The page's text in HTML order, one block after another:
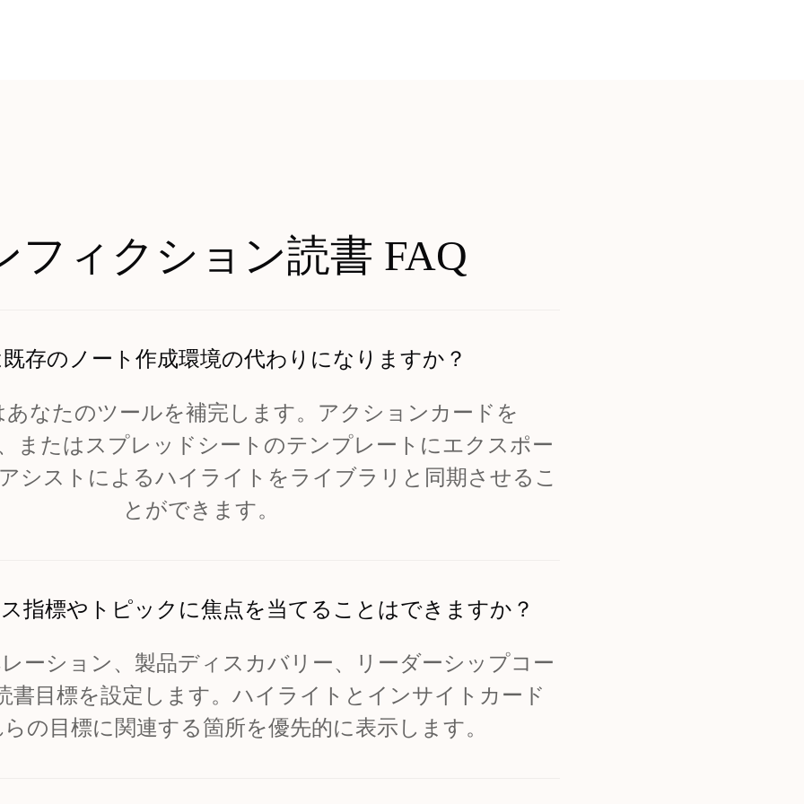
フィクション読書 FAQ
存のノート作成環境の代わりになりますか？
なたのツールを補完します。アクションカードを
またはスプレッドシートのテンプレートにエクスポー
シストによるハイライトをライブラリと同期させるこ
とができます。
指標やトピックに焦点を当てることはできますか？
ーション、製品ディスカバリー、リーダーシップコー
書目標を設定します。ハイライトとインサイトカード
の目標に関連する箇所を優先的に表示します。